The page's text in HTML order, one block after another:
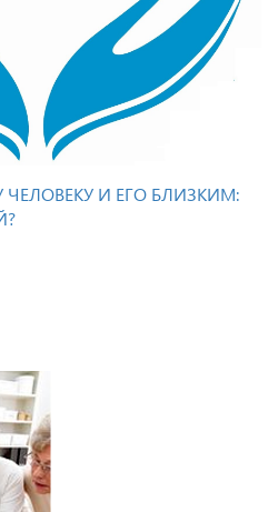
И ЕГО БЛИЗКИМ: